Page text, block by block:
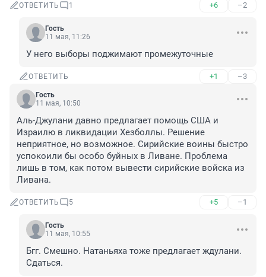
ОТВЕТИТЬ 1 +6 –2
Гость
11 мая, 11:26
У него выборы поджимают промежуточные
ОТВЕТИТЬ +1 –3
Гость
11 мая, 10:50
Аль-Джулани давно предлагает помощь США и
Израилю в ликвидации Хезболлы. Решение
неприятное, но возможное. Сирийские воины быстро
успокоили бы особо буйных в Ливане. Проблема
лишь в том, как потом вывести сирийские войска из
Ливана.
ОТВЕТИТЬ 5 +5 –1
Гость
11 мая, 10:55
Бгг. Смешно. Натаньяха тоже предлагает ждулани.
Сдаться.